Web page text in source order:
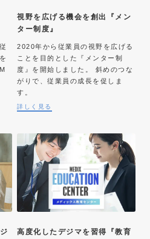
視野を広げる機会を創出『メン
ター制度』
2020年から従業員の視野を広げる
ことを目的とした『メンター制
度』を開始しました。 斜めのつな
がりで、従業員の成長を促しま
す。
詳しく見る
高度化したデジマを習得『教育